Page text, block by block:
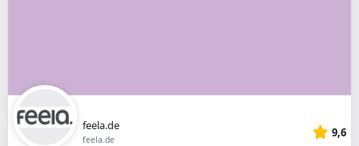
feela.de
feela.de 9,6